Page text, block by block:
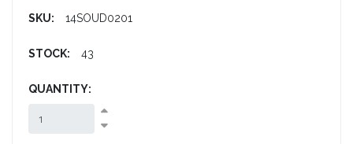
SKU: 14SOUD0201
STOCK: 43
QUANTITY: